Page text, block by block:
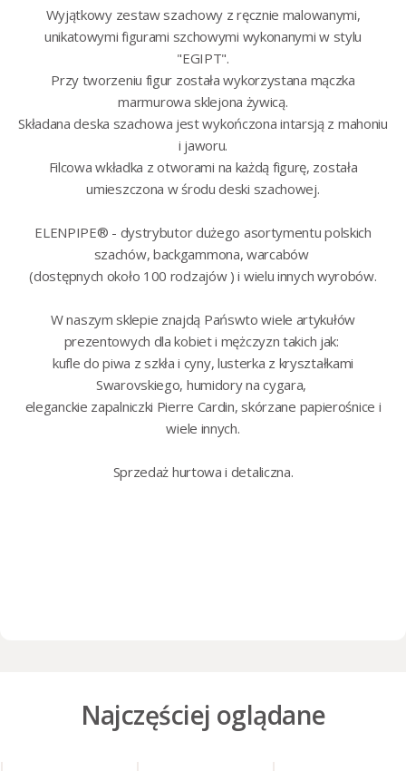
Wyjątkowy zestaw szachowy z ręcznie malowanymi,
unikatowymi figurami szchowymi wykonanymi w stylu
"EGIPT".
Przy tworzeniu figur została wykorzystana mączka
marmurowa sklejona żywicą.
Składana deska szachowa jest wykończona intarsją z mahoniu
i jaworu.
Filcowa wkładka z otworami na każdą figurę, została
umieszczona w środu deski szachowej.
ELENPIPE® - dystrybutor dużego asortymentu polskich
szachów, backgammona, warcabów
(dostępnych około 100 rodzajów ) i wielu innych wyrobów.
W naszym sklepie znajdą Pańswto wiele artykułów
prezentowych dla kobiet i mężczyzn takich jak:
kufle do piwa z szkła i cyny, lusterka z kryształkami
Swarovskiego, humidory na cygara,
eleganckie zapalniczki Pierre Cardin, skórzane papierośnice i
wiele innych.
Sprzedaż hurtowa i detaliczna.
Najczęściej oglądane